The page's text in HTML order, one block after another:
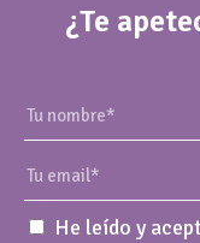
¿Te
He leído y